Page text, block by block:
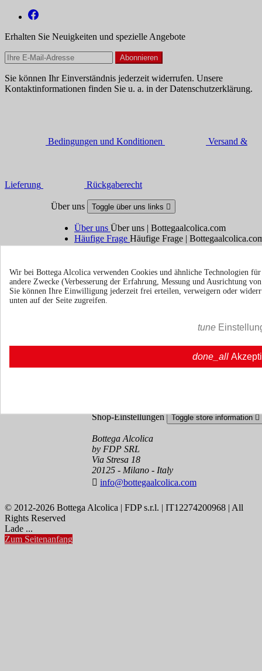
Erhalten Sie Neuigkeiten und spezielle Angebote
Sie können Ihr Einverständnis jederzeit widerrufen. Unsere
Kontaktinformationen finden Sie u. a. in der Datenschutzerklärung.
Bedingungen und Konditionen Versand &
Lieferung Rückgaberecht
Über uns Toggle über uns links 
Über uns Über uns | Bottegaalcolica.com
Häufige Frage Häufige Frage |
Kontaktieren Sie uns
Information Toggle information links
Shop-Einstellungen Toggle store information 
Bottega Alcolica
by FDP SRL
Via Stresa 18
20125 - Milano - Italy
 info@bottegaalcolica.com
© 2012-2026 Bottega Alcolica | FDP s.r.l. | IT12274200968 | All
Rights Reserved
Lade ...
Zum Seitenanfang
Wir bei Bottega Alcolica verwenden Cookies und ähnliche Technologien
andere Zwecke (Verbesserung der Erfahrung, Messung und Ausrichtung
Sie können Ihre Einwilligung jederzeit frei erteilen, verweigern oder
unten auf der Seite zugreifen.
tune
done_all